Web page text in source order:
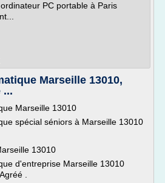
PC portable à Paris
Marseille 13010,
...
Marseille 13010
spécial séniors à Marseille 13010
13010
d'entreprise Marseille 13010
.